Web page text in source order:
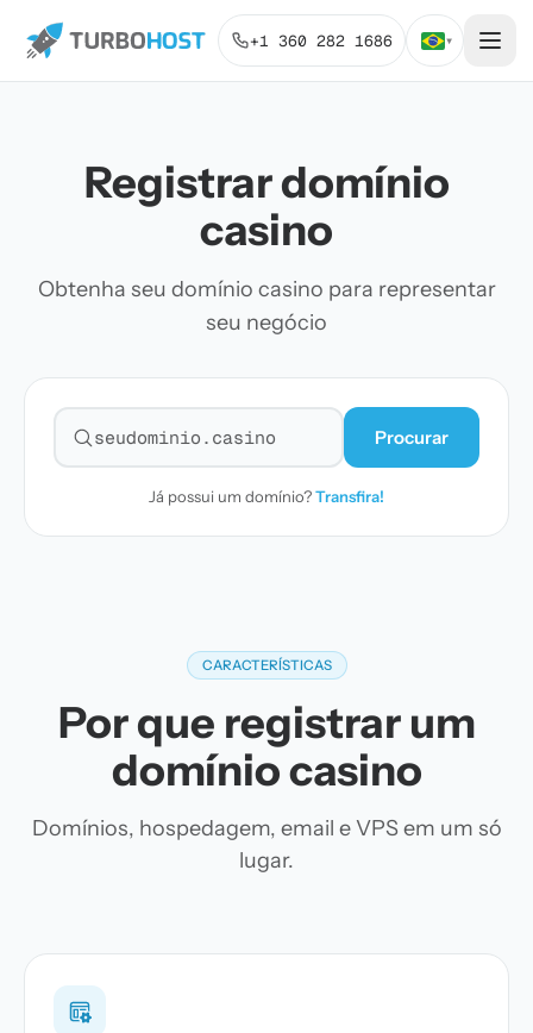
+1 360 282 1686 ▾
Registrar domínio
casino
Obtenha seu domínio casino para representar
seu negócio
Pesquisar domínio
Procurar
Já possui um domínio?Transfira!
CARACTERÍSTICAS
Por que registrar um
domínio casino
Domínios, hospedagem, email e VPS em um só
lugar.